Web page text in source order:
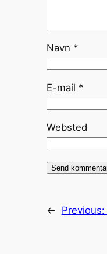
Navn *
E-mail *
Websted
← Previous: